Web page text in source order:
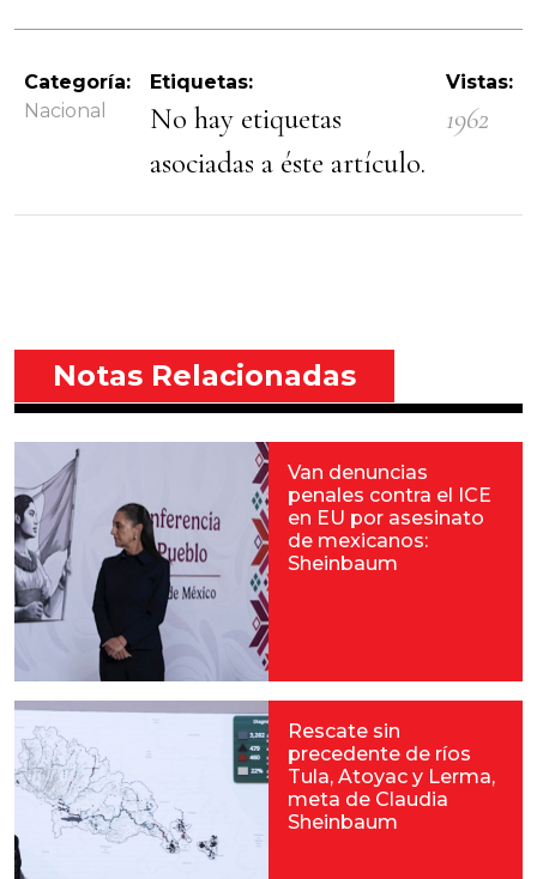
Categoría:
Nacional
Etiquetas:
No hay etiquetas
asociadas a éste artículo.
Vistas:
1962
Notas Relacionadas
Van denuncias
penales contra el ICE
en EU por asesinato
de mexicanos:
Sheinbaum
Rescate sin
precedente de ríos
Tula, Atoyac y Lerma,
meta de Claudia
Sheinbaum